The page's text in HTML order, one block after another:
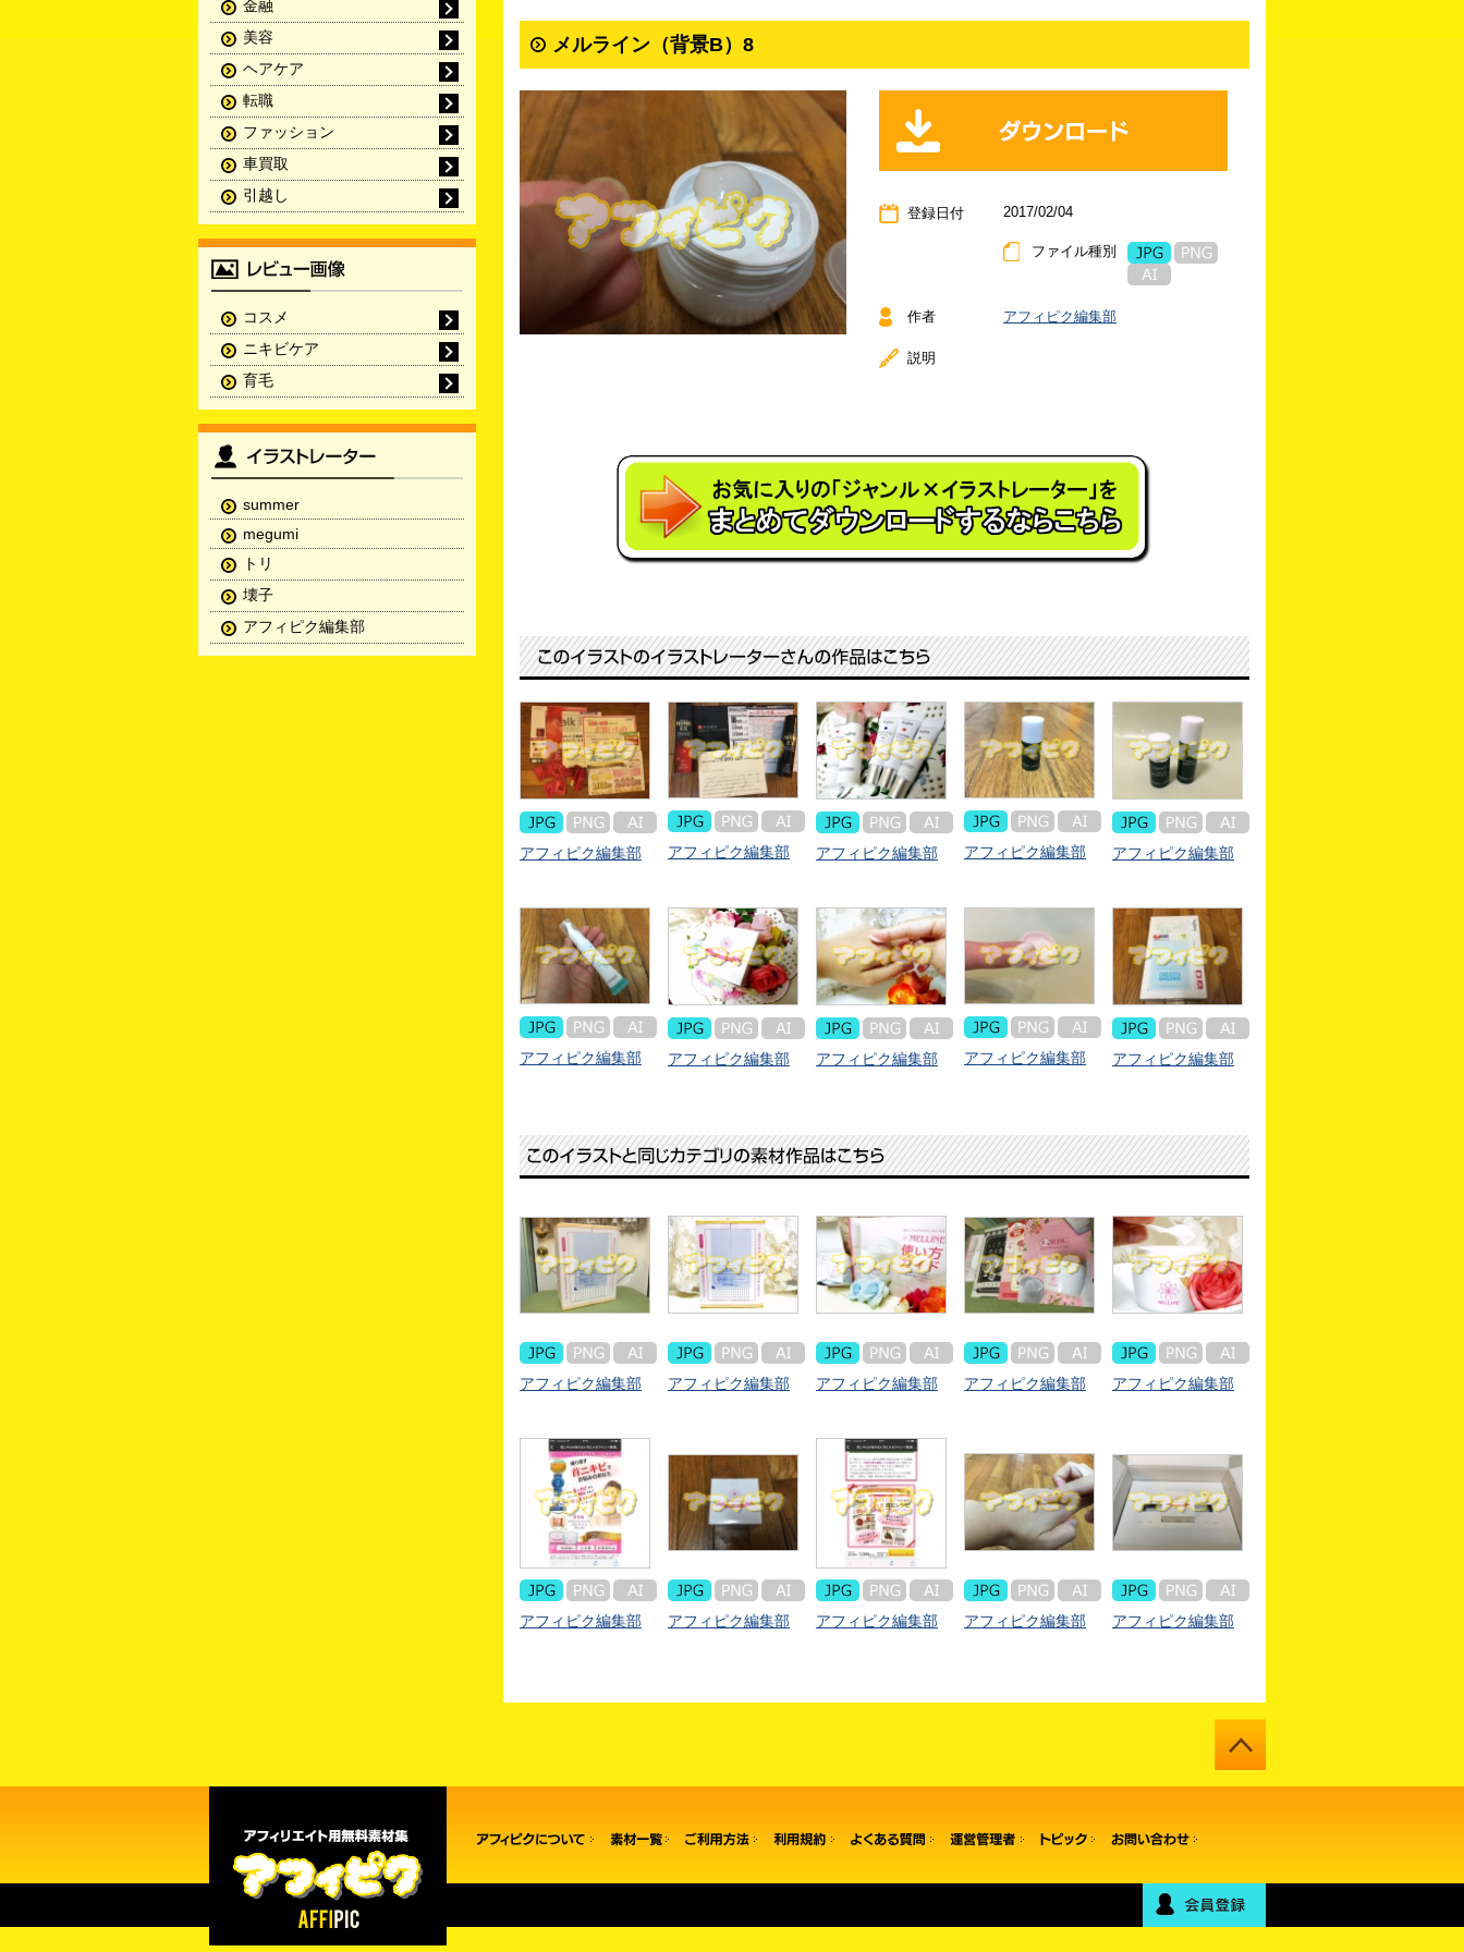
メルライン（背景B）8
登録日付 2017/02/04
ファイル種別
作者 アフィピク編集部
説明
アフィピク編集部 アフィピク編集部 アフィピク編集部 アフィピク編集部 アフィピク編集部
アフィピク編集部 アフィピク編集部 アフィピク編集部 アフィピク編集部 アフィピク編集部
アフィピク編集部 アフィピク編集部 アフィピク編集部 アフィピク編集部 アフィピク編集部
アフィピク編集部 アフィピク編集部 アフィピク編集部 アフィピク編集部 アフィピク編集部
金融
美容
ヘアケア
転職
ファッション
車買取
引越し
コスメ
ニキビケア
育毛
summer
megumi
トリ
壊子
アフィピク編集部